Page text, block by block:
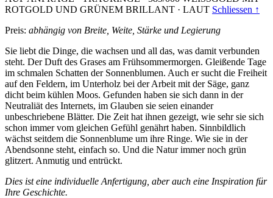
ROTGOLD UND GRÜNEM BRILLANT · LAUT Schliessen ↑
Preis: abhängig von Breite, Weite, Stärke und Legierung
Sie liebt die Dinge, die wachsen und all das, was damit verbunden
steht. Der Duft des Grases am Frühsommermorgen. Gleißende Tage
im schmalen Schatten der Sonnenblumen. Auch er sucht die Freiheit
auf den Feldern, im Unterholz bei der Arbeit mit der Säge, ganz
dicht beim kühlen Moos. Gefunden haben sie sich dann in der
Neutraliät des Internets, im Glauben sie seien einander
unbeschriebene Blätter. Die Zeit hat ihnen gezeigt, wie sehr sie sich
schon immer vom gleichen Gefühl genährt haben. Sinnbildlich
wächst seitdem die Sonnenblume um ihre Ringe. Wie sie in der
Abendsonne steht, einfach so. Und die Natur immer noch grün
glitzert. Anmutig und entrückt.
Dies ist eine individuelle Anfertigung, aber auch eine Inspiration für
Ihre Geschichte.